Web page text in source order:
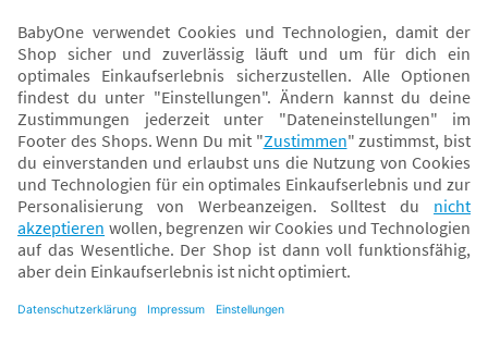
Versand mit
* Alle Preise inkl. MwSt. und ggf. zzgl.Versandkosten. Der dargestellte Preis gilt -
abhängig von der von dir gewählten Option - im BabyOne-Onlineshop oder bei
Abholung in dem von dir gewählten BabyOne-Franchise-Betrieb. Der für den
Onlineshop geltende Preis stellt bei einem Verkauf durch unsere Franchise-
Nehmer eine unverbindliche Preisempfehlung dar. Der Verkaufspreis der
daher von dem Verkaufspreis im Onlineshop abweichen. Angaben zu